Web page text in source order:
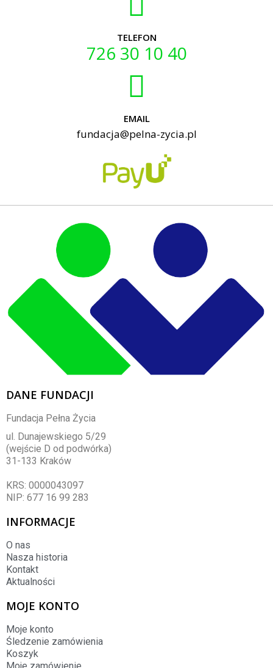
TELEFON
726 30 10 40
EMAIL
fundacja@pelna-zycia.pl
DANE FUNDACJI
Fundacja Pełna Życia
ul. Dunajewskiego 5/29
(wejście D od podwórka)
31-133 Kraków
KRS: 0000043097
NIP: 677 16 99 283
INFORMACJE
O nas
Nasza historia
Kontakt
Aktualności
MOJE KONTO
Moje konto
Śledzenie zamówienia
Koszyk
Moje zamówienie